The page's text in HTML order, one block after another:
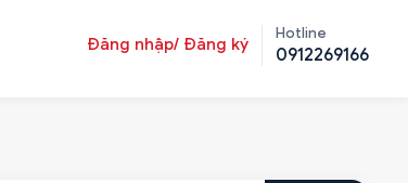
Đăng nhập/ Đăng ký
Hotline
0912269166